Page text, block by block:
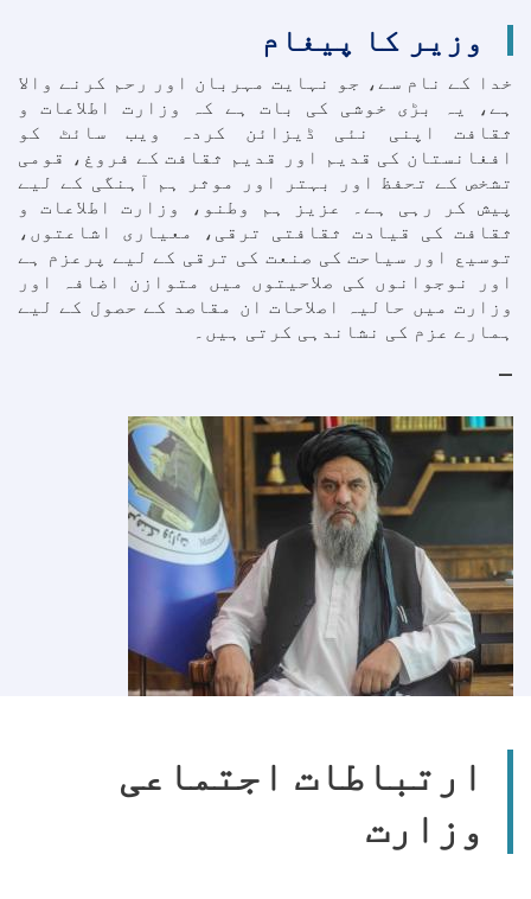
وزیر کا پیغام
خدا کے نام سے، جو نہایت مہربان اور رحم کرنے والا
ہے، یہ بڑی خوشی کی بات ہے کہ وزارت اطلاعات و
ثقافت اپنی نئی ڈیزائن کردہ ویب سائٹ کو
افغانستان کی قدیم اور قدیم ثقافت کے فروغ، قومی
تشخص کے تحفظ اور بہتر اور موثر ہم آہنگی کے لیے
پیش کر رہی ہے۔ عزیز ہم وطنو، وزارت اطلاعات و
ثقافت کی قیادت ثقافتی ترقی، معیاری اشاعتوں،
توسیع اور سیاحت کی صنعت کی ترقی کے لیے پرعزم ہے
اور نوجوانوں کی صلاحیتوں میں متوازن اضافہ اور
وزارت میں حالیہ اصلاحات ان مقاصد کے حصول کے لیے
ہمارے عزم کی نشاندہی کرتی ہیں۔
ارتباطات اجتماعی
وزارت